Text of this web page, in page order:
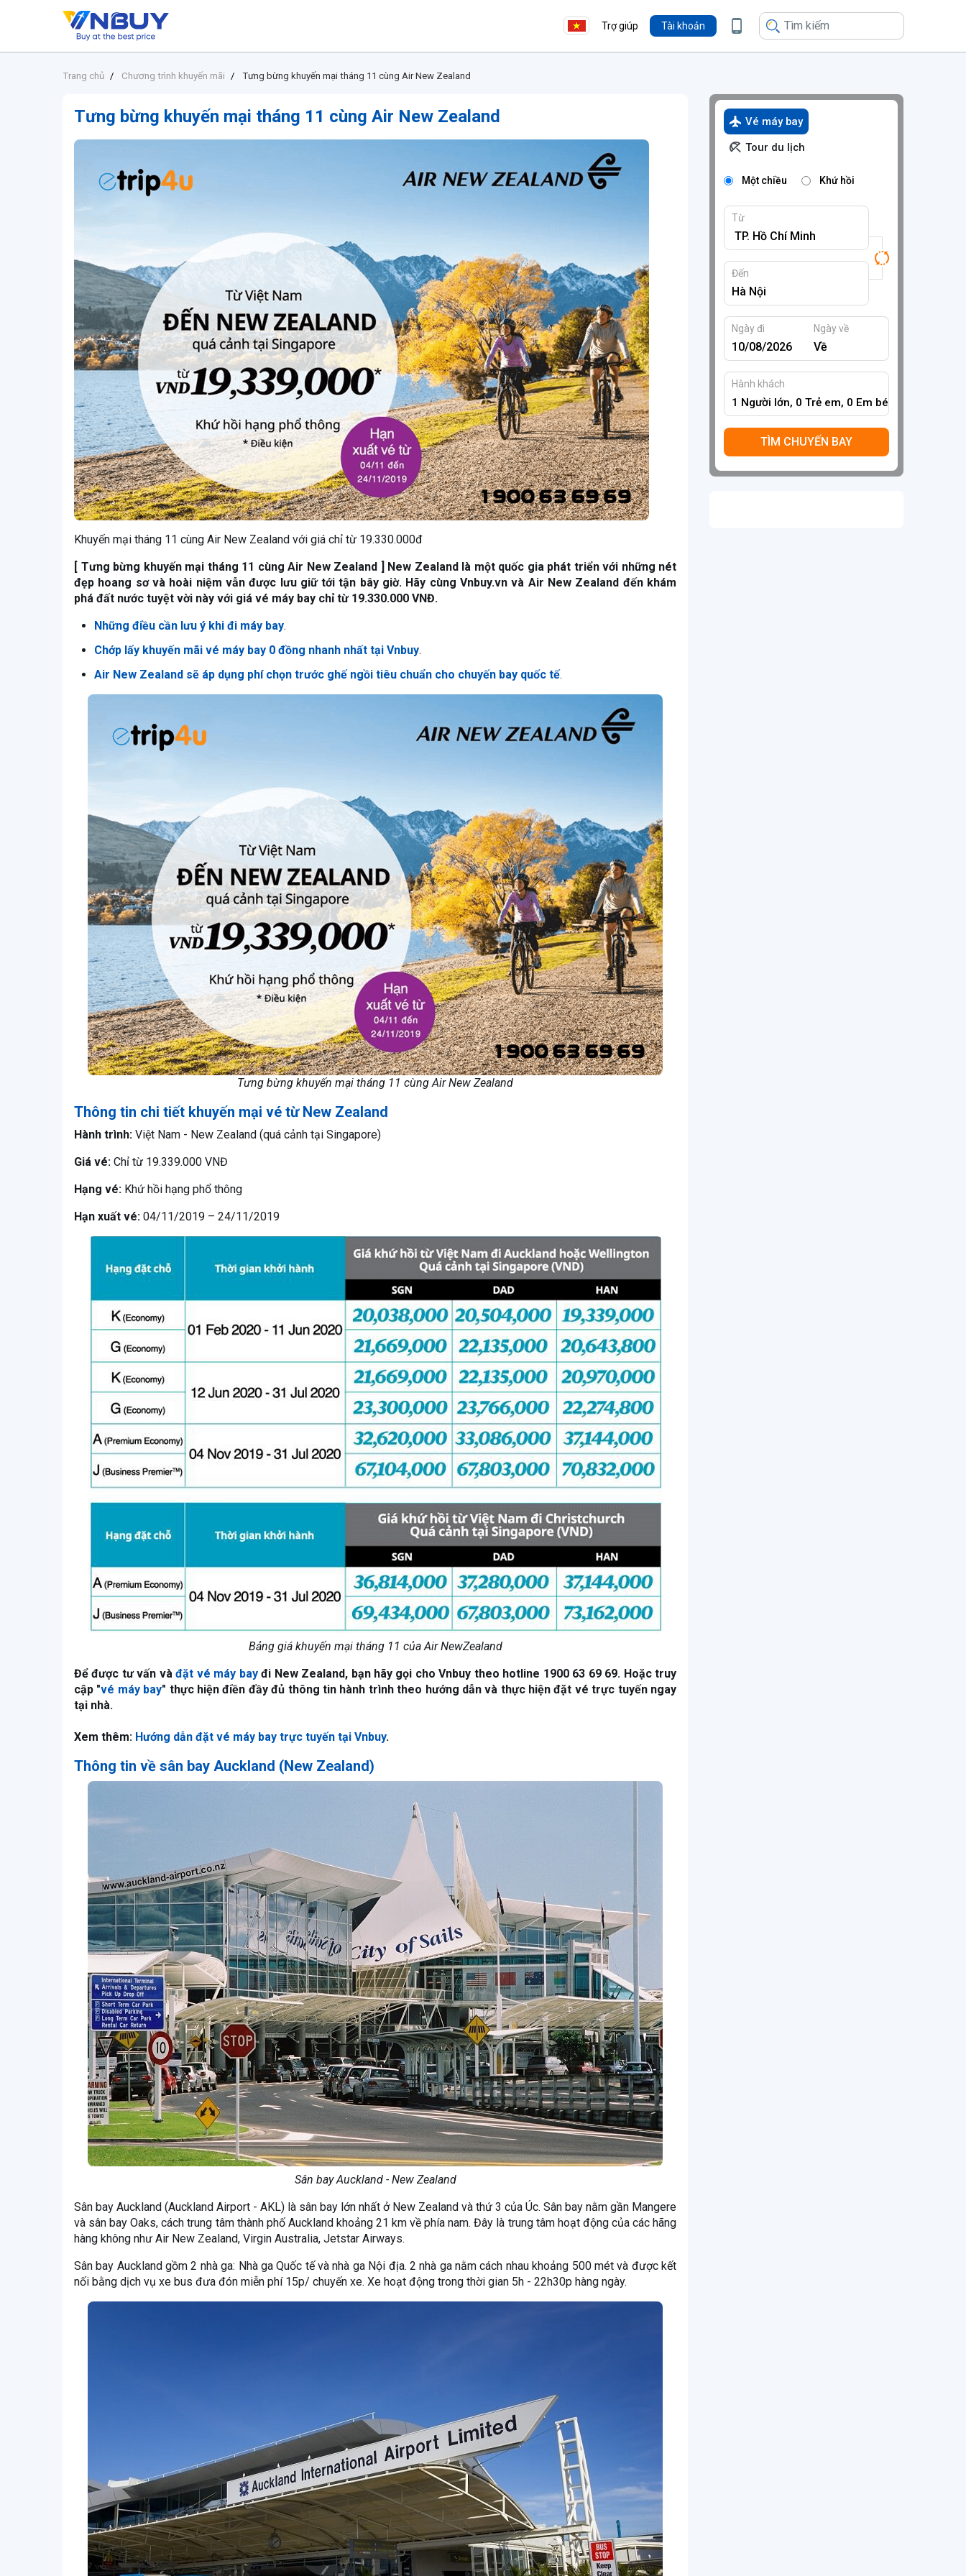
Trợ giúp Tài khoản
Trang chủ Chương trình khuyến mãi Tưng bừng khuyến mại tháng 11 cùng Air New Zealand
Tưng bừng khuyến mại tháng 11 cùng Air New Zealand
Khuyến mại tháng 11 cùng Air New Zealand với giá chỉ từ 19.330.000đ
[ Tưng bừng khuyến mại tháng 11 cùng Air New Zealand ] New Zealand là một quốc gia phát triển với những nét
đẹp hoang sơ và hoài niệm vẫn được lưu giữ tới tận bây giờ. Hãy cùng Vnbuy.vn và Air New Zealand đến khám
phá đất nước tuyệt vời này với giá vé máy bay chỉ từ 19.330.000 VNĐ.
Những điều cần lưu ý khi đi máy bay.
Chớp lấy khuyến mãi vé máy bay 0 đồng nhanh nhất tại Vnbuy.
Air New Zealand sẽ áp dụng phí chọn trước ghế ngồi tiêu chuẩn cho chuyến bay quốc tế.
Tưng bừng khuyến mại tháng 11 cùng Air New Zealand
Thông tin chi tiết khuyến mại vé từ New Zealand
Hành trình: Việt Nam - New Zealand (quá cảnh tại Singapore)
Giá vé: Chỉ từ 19.339.000 VNĐ
Hạng vé: Khứ hồi hạng phổ thông
Hạn xuất vé: 04/11/2019 – 24/11/2019
Bảng giá khuyến mại tháng 11 của Air NewZealand
Để được tư vấn vàđặt vé máy bayđi New Zealand, bạn hãy gọi cho Vnbuy theo hotline 1900 63 69 69. Hoặc truy
cập "vé máy bay" thực hiện điền đầy đủ thông tin hành trình theo hướng dẫn và thực hiện đặt vé trực tuyến ngay
tại nhà.
Xem thêm: Hướng dẫn đặt vé máy bay trực tuyến tại Vnbuy.
Thông tin về sân bay Auckland (New Zealand)
Sân bay Auckland - New Zealand
Sân bay Auckland (Auckland Airport - AKL) là sân bay lớn nhất ở New Zealand và thứ 3 của Úc. Sân bay nằm gần Mangere
và sân bay Oaks, cách trung tâm thành phố Auckland khoảng 21 km về phía nam. Đây là trung tâm hoạt động của các hãng
hàng không như Air New Zealand, Virgin Australia, Jetstar Airways.
Sân bay Auckland gồm 2 nhà ga: Nhà ga Quốc tế và nhà ga Nội địa. 2 nhà ga nằm cách nhau khoảng 500 mét và được kết
nối bằng dịch vụ xe bus đưa đón miễn phí 15p/ chuyến xe. Xe hoạt động trong thời gian 5h - 22h30p hàng ngày.
Vé máy bay
Tour du lịch
Một chiều Khứ hồi
Từ
Đến
Ngày đi Ngày về
Hành khách
1 Người lớn, 0 Trẻ em, 0 Em bé
TÌM CHUYẾN BAY